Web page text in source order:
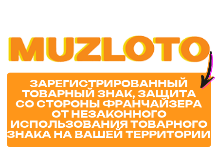
Читать →
Евгений Ощепков: «Найти дело не ради денег, а для
внутреннего развития»